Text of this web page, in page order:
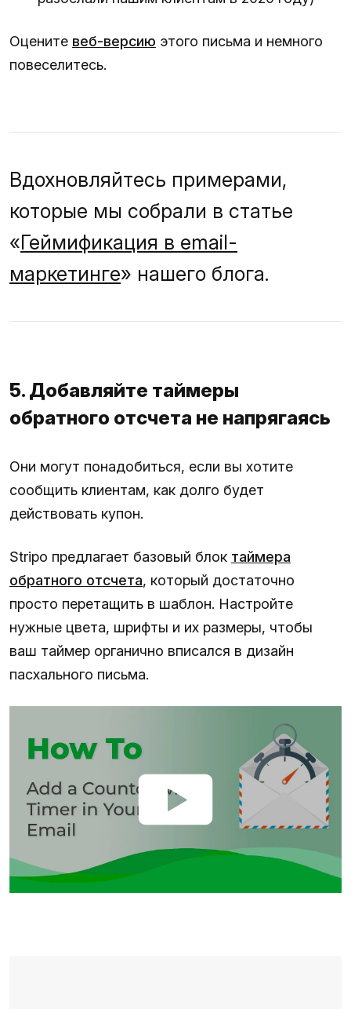
Оцените веб-версию этого письма и немного
повеселитесь.
Вдохновляйтесь примерами,
которые мы собрали в статье
«Геймификация в email-
маркетинге» нашего блога.
5. Добавляйте таймеры
обратного отсчета не напрягаясь
Они могут понадобиться, если вы хотите
сообщить клиентам, как долго будет
действовать купон.
Stripo предлагает базовый блок таймера
обратного отсчета, который достаточно
просто перетащить в шаблон. Настройте
нужные цвета, шрифты и их размеры, чтобы
ваш таймер органично вписался в дизайн
пасхального письма.